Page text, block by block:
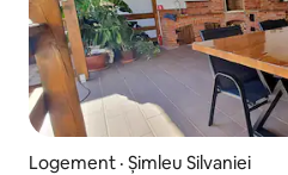
Logement · Șimleu Silvaniei